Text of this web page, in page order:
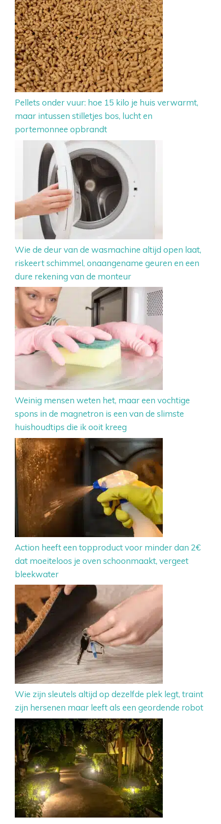
Pellets onder vuur: hoe 15 kilo je huis verwarmt,
maar intussen stilletjes bos, lucht en
portemonnee opbrandt
Wie de deur van de wasmachine altijd open laat,
riskeert schimmel, onaangename geuren en een
dure rekening van de monteur
Weinig mensen weten het, maar een vochtige
spons in de magnetron is een van de slimste
huishoudtips die ik ooit kreeg
Action heeft een topproduct voor minder dan 2€
dat moeiteloos je oven schoonmaakt, vergeet
bleekwater
Wie zijn sleutels altijd op dezelfde plek legt, traint
zijn hersenen maar leeft als een geordende robot